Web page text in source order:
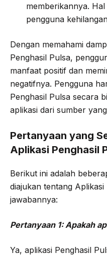
memberikannya.
pengguna
Dengan memahami
Penghasil Pulsa,
manfaat positif dan
negatifnya. Pengguna
Penghasil Pulsa secara
aplikasi dari sumber
Pertanyaan yang
Aplikasi Penghasil
Berikut ini adalah
diajukan tentang
jawabannya:
Pertanyaan 1: Apakah
Ya, aplikasi Penghasil